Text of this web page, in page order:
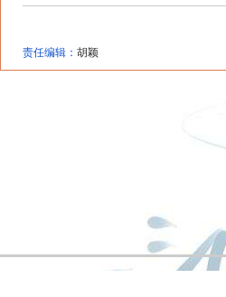
责任编辑： 胡颖